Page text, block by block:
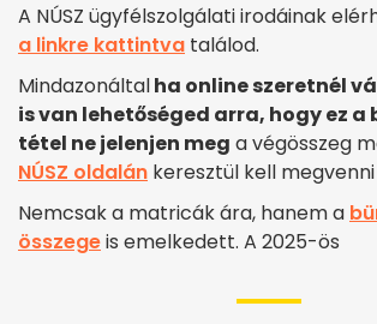
A NÚSZ ügyfélszolgálati irodáinak
a linkre kattintva találod.
Mindazonáltalha online szeretnél
is van lehetőséged arra, hogy ez a
tétel ne jelenjen meg a végösszeg
NÚSZ oldalán keresztül kell
Nemcsak a matricák ára, hanem a
összegeis emelkedett. A 2025-ös